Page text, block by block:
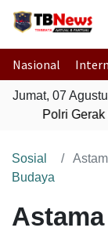
Nasional
Jumat, 07
Polri Gerak
Sosial
Budaya
Astama Ops